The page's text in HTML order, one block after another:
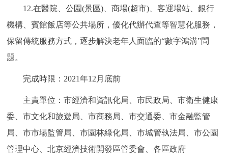
12.在醫院、公園(景區)、商場(超市)、客運場站、銀行
機構、賓館飯店等公共場所，優化代辦代查等智慧化服務，
保留傳統服務方式，逐步解決老年人面臨的“數字鴻溝”問
題。
完成時限：2021年12月底前
主責單位：市經濟和資訊化局、市民政局、市衛生健康
委、市文化和旅遊局、市商務局、市交通委、市金融監管
局、市市場監管局、市園林綠化局、市城管執法局、市公園
管理中心、北京經濟技術開發區管委會、各區政府